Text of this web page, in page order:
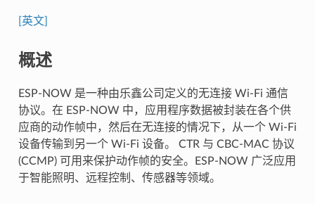
[英文]
概述
ESP-NOW 是一种由乐鑫公司定义的无连接 Wi-Fi 通信
协议。在 ESP-NOW 中，应用程序数据被封装在各个供
应商的动作帧中，然后在无连接的情况下，从一个 Wi-Fi
设备传输到另一个 Wi-Fi 设备。 CTR 与 CBC-MAC 协议
(CCMP) 可用来保护动作帧的安全。ESP-NOW 广泛应用
于智能照明、远程控制、传感器等领域。